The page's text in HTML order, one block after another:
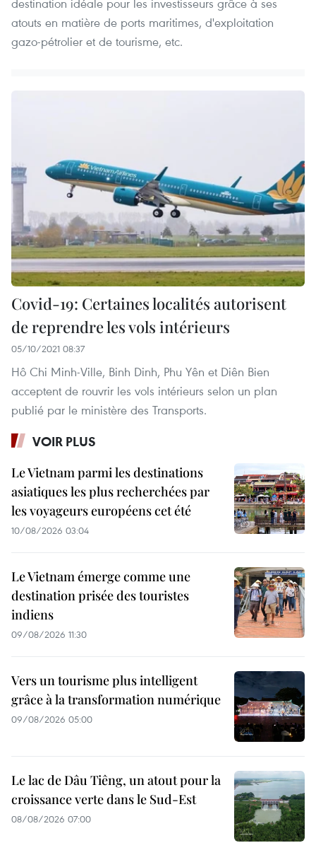
atouts en matière de ports maritimes, d'exploitation
gazo-pétrolier et de tourisme, etc.
Covid-19: Certaines localités autorisent
de reprendre les vols intérieurs
05/10/2021 08:37
Hô Chi Minh-Ville, Binh Dinh, Phu Yên et Diên Bien
acceptent de rouvrir les vols intérieurs selon un plan
publié par le ministère des Transports.
VOIR PLUS
Le Vietnam parmi les destinations
asiatiques les plus recherchées par
les voyageurs européens cet été
10/08/2026 03:04
Le Vietnam émerge comme une
destination prisée des touristes
indiens
09/08/2026 11:30
Vers un tourisme plus intelligent
grâce à la transformation numérique
09/08/2026 05:00
Le lac de Dâu Tiêng, un atout pour la
croissance verte dans le Sud-Est
08/08/2026 07:00